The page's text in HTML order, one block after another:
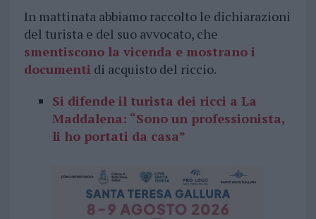
In mattinata abbiamo raccolto le dichiarazioni
del turista e del suo avvocato, che
smentiscono la vicenda e mostrano i
documenti di acquisto del riccio.
Si difende il turista dei ricci a La
Maddalena: “Sono un professionista,
li ho portati da casa”